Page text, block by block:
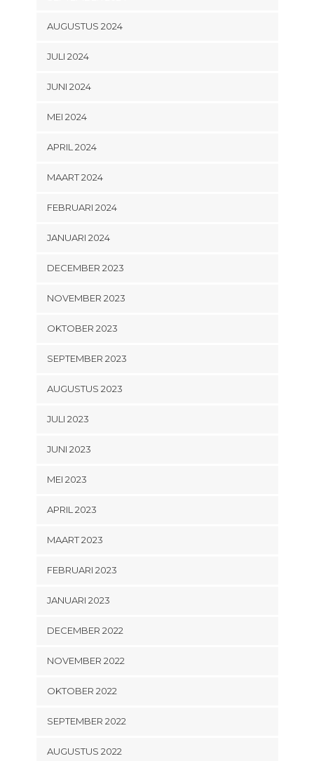
AUGUSTUS 2024
JULI 2024
JUNI 2024
MEI 2024
APRIL 2024
MAART 2024
FEBRUARI 2024
JANUARI 2024
DECEMBER 2023
NOVEMBER 2023
OKTOBER 2023
SEPTEMBER 2023
AUGUSTUS 2023
JULI 2023
JUNI 2023
MEI 2023
APRIL 2023
MAART 2023
FEBRUARI 2023
JANUARI 2023
DECEMBER 2022
NOVEMBER 2022
OKTOBER 2022
SEPTEMBER 2022
AUGUSTUS 2022